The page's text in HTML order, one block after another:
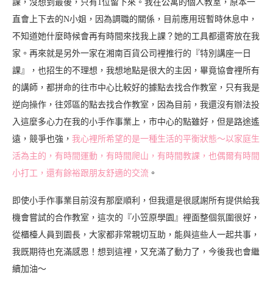
課，沒想到最後，只有1位留下來。我在公寓的個人教室，原本一
直會上下去的N小姐，因為調職的關係，目前應用班暫時休息中，
不知道她什麼時候會再有時間來找我上課？她的工具都還寄放在我
家。再來就是另外一家在湘南百貨公司裡推行的『特別講座一日
課』，也招生的不理想，我想地點是很大的主因，畢竟協會裡所有
的講師，都拼命的往市中心比較好的據點去找合作教室，只有我是
逆向操作，往郊區的點去找合作教室，因為目前，我還沒有辦法投
入這麼多心力在我的小手作事業上，市中心的點雖好，但是路途遙
遠，競爭也強， 我心裡所希望的是一種生活的平衡狀態～以家庭生
活為主的，有時間運動，有時間爬山，有時間教課，也偶爾有時間
小打工，還有餘裕跟朋友舒適的交流 。
即使小手作事業目前沒有那麼順利，但我還是很感謝所有提供給我
機會嘗試的合作教室，這次的『小笠原學園』裡面整個氛圍很好，
從櫃檯人員到園長，大家都非常親切互助，能與這些人一起共事，
我既期待也充滿感恩！想到這裡，又充滿了動力了，今後我也會繼
續加油～